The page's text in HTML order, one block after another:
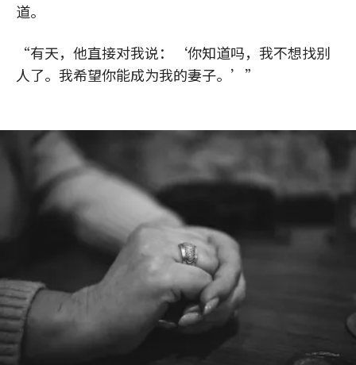
道。
“有天，他直接对我说：‘你知道吗，我不想找别
人了。我希望你能成为我的妻子。’”